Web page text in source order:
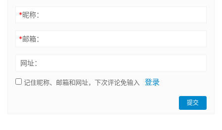
*昵称：
*邮箱：
网址：
记住昵称、邮箱和网址，下次评论免输入 登录
提交